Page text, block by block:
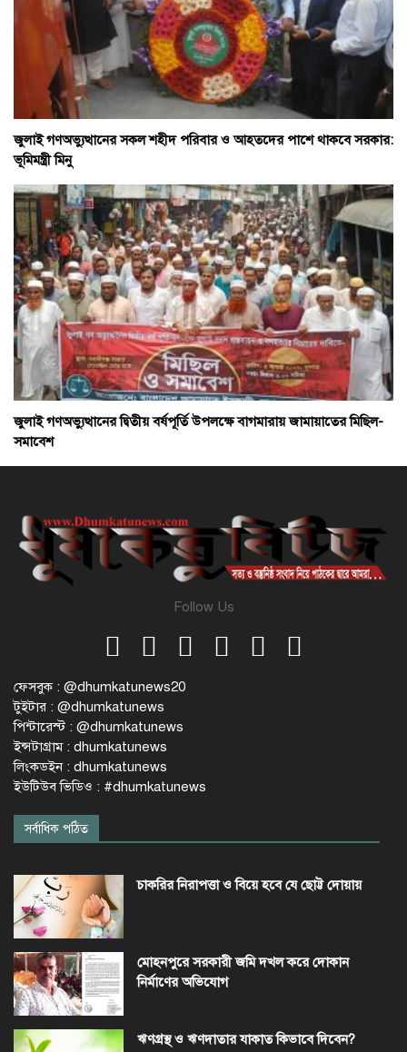
জুলাই গণঅভ্যুত্থানের সকল শহীদ পরিবার ও আহতদের পাশে থাকবে সরকার:
ভূমিমন্ত্রী মিনু
জুলাই গণঅভ্যুত্থানের দ্বিতীয় বর্ষপূর্তি উপলক্ষে বাগমারায় জামায়াতের মিছিল-
সমাবেশ
Follow Us
ফেসবুক : @dhumkatunews20
টুইটার : @dhumkatunews
পিন্টারেস্ট : @dhumkatunews
ইন্সটাগ্রাম : dhumkatunews
লিংকডইন : dhumkatunews
ইউটিউব ভিডিও : #dhumkatunews
সর্বাধিক পঠিত
চাকরির নিরাপত্তা ও বিয়ে হবে যে ছোট্ট দোয়ায়
মোহনপুরে সরকারী জমি দখল করে দোকান
নির্মাণের অভিযোগ
ঋণগ্রস্থ ও ঋণদাতার যাকাত কিভাবে দিবেন?